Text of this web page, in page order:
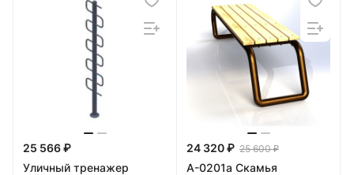
25 566 ₽
Уличный тренажер
24 320 ₽ 25 600 ₽
А-0201а Скамья